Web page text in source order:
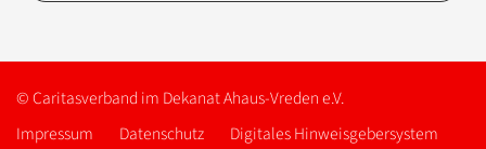
© Caritasverband im Dekanat Ahaus-Vreden e.V.
Impressum
Datenschutz
Digitales Hinweisgebersystem